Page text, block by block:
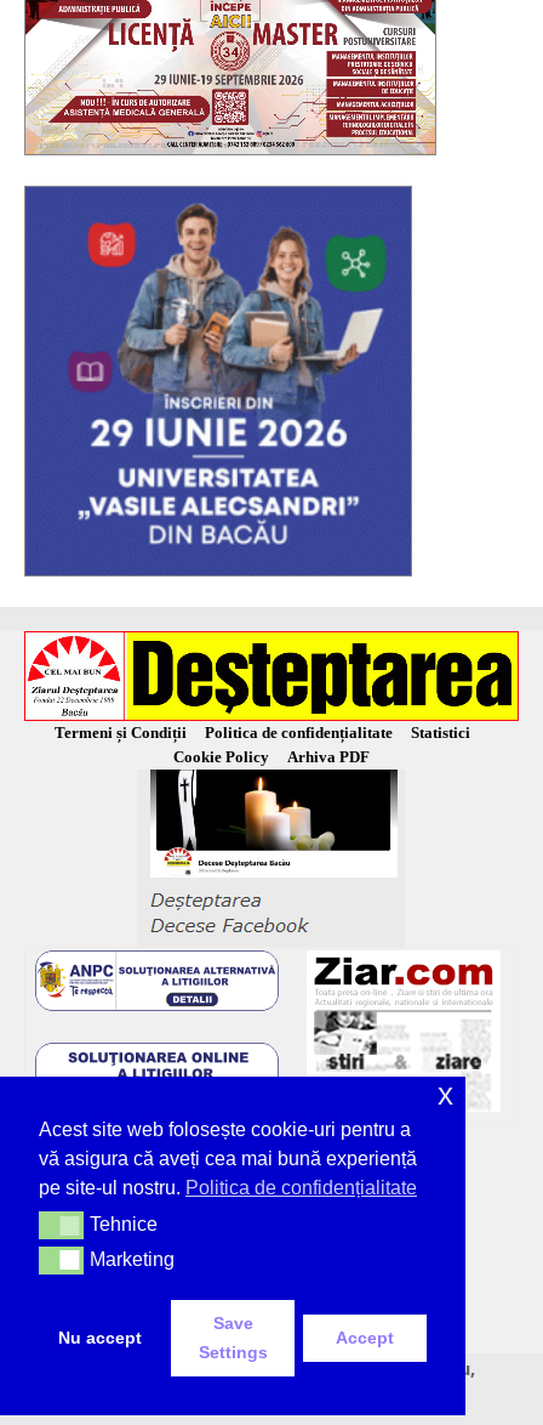
Termeni și Condiții Politica de confidențialitate
Statistici
Cookie Policy
Arhiva PDF
© Deșteptarea - unicul ziar tipărit din Bacău,
Acest site web folosește cookie-uri pentru a
vă asigura că aveți cea mai bună experiență
pe site-ul nostru. Politica de confidențialitate
TehniceTehnice
MarketingMarketing
Nu accept
Save
Settings
Accept
x